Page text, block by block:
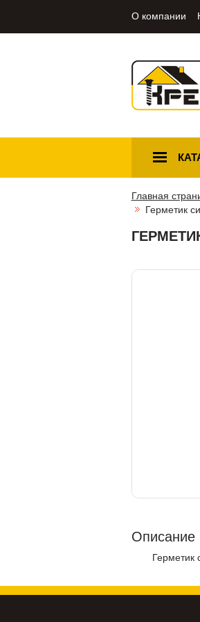
О компании
Главная
Герметик
Описание
Герметик